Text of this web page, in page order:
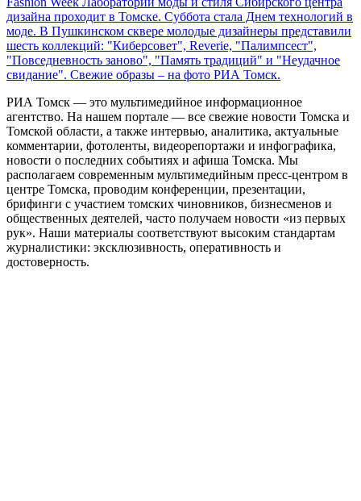
дизайна проходит в Томске. Суббота стала Днем технологий в
моде. В Пушкинском сквере молодые дизайнеры представили
шесть коллекций: "Киберсовет", Reverie, "Палимпсест",
"Повседневность заново", "Память традиций" и "Неудачное
свидание". Свежие образы – на фото РИА Томск.
РИА Томск — это мультимедийное информационное
агентство. На нашем портале — все свежие новости Томска и
Томской области, а также интервью, аналитика, актуальные
комментарии, фотоленты, видеорепортажи и инфографика,
новости о последних событиях и афиша Томска. Мы
располагаем современным мультимедийным пресс-центром в
центре Томска, проводим конференции, презентации,
брифинги с участием томских чиновников, бизнесменов и
общественных деятелей, часто получаем новости «из первых
рук». Наши материалы соответствуют высоким стандартам
журналистики: эксклюзивность, оперативность и
достоверность.